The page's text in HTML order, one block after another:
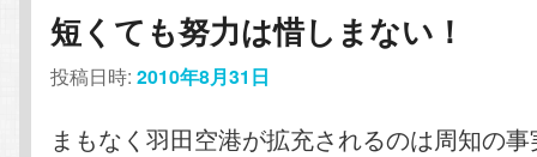
短くても努力は惜しまない！
投稿日時:2010年8月31日
まもなく羽田空港が拡充されるのは周知の